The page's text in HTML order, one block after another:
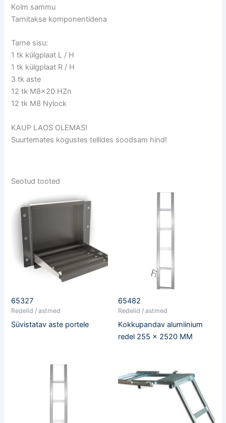
Kolm sammu
Tarnitakse komponentidena
Tarne sisu:
1 tk külgplaat L / H
1 tk külgplaat R / H
3 tk aste
12 tk M8x20 HZn
12 tk M8 Nylock
KAUP LAOS OLEMAS!
Suurtemates kogustes tellides soodsam hind!
Seotud tooted
65327
Redelid / astmed
Süvistatav aste portele
65482
Redelid / astmed
Kokkupandav alumiinium
redel 255 x 2520 MM